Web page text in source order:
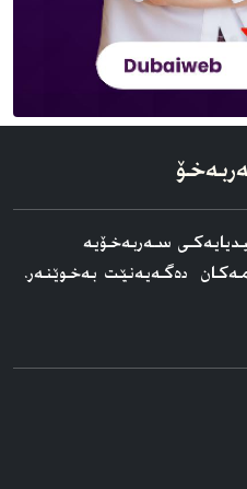
سەربەخۆیە
دەگەیەنێت بەخوێنەر.